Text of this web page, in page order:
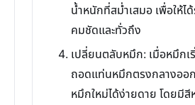
น้ำหนักที่สม่ำเสมอ เพื่อให้ไ
คมชัดและทั่วถึง
เปลี่ยนตลับหมึก: เมื่อหมึกเ
ถอดแท่นหมึกตรงกลางออ
หมึกใหม่ได้ง่ายดาย โดยมีสี